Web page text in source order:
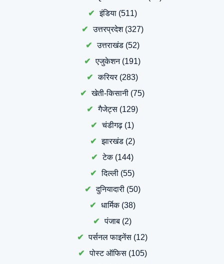
इंडिया(511)
उत्तरप्रदेश(327)
उत्तराखंड(52)
एजुकेशन(191)
करियर(283)
खेती-किसानी (75)
गैजेट्स (129)
चंडीगढ़ (1)
झारखंड(2)
टेक(144)
दिल्ली (55)
दुनियादारी(50)
धार्मिक(38)
पंजाब (2)
पर्सनल फाइनेंस (12)
पोस्ट ऑफिस(105)